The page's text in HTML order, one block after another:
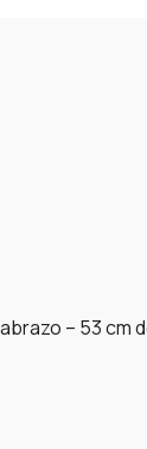
– 53 cm